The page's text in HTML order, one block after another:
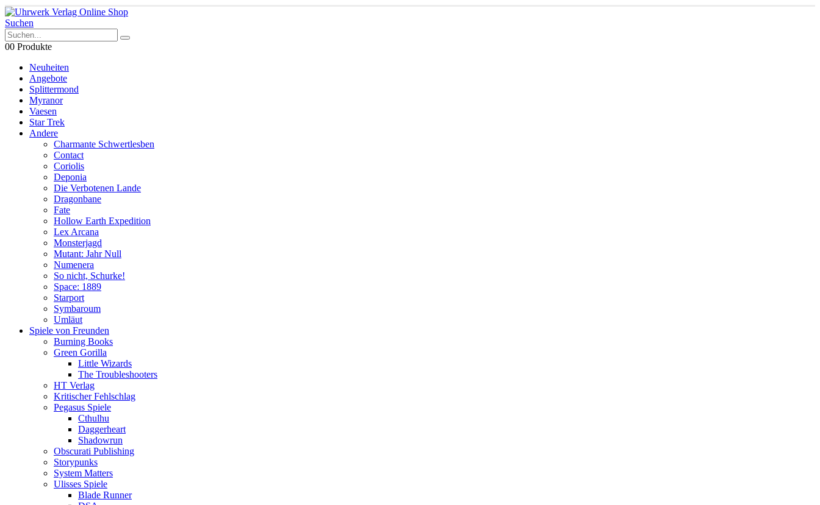
Suchen
00 Produkte
Neuheiten
Angebote
Splittermond
Myranor
Vaesen
Star Trek
Andere
Charmante Schwertlesben
Contact
Coriolis
Deponia
Die Verbotenen Lande
Dragonbane
Fate
Hollow Earth Expedition
Lex Arcana
Monsterjagd
Mutant: Jahr Null
Numenera
So nicht, Schurke!
Space: 1889
Starport
Symbaroum
Umläut
Spiele von Freunden
Burning Books
Green Gorilla
Little Wizards
The Troubleshooters
HT Verlag
Kritischer Fehlschlag
Pegasus Spiele
Cthulhu
Daggerheart
Shadowrun
Obscurati Publishing
Storypunks
System Matters
Ulisses Spiele
Blade Runner